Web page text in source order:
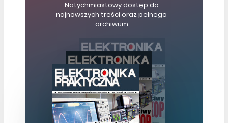
Natychmiastowy dostęp do
najnowszych treści oraz pełnego
archiwum